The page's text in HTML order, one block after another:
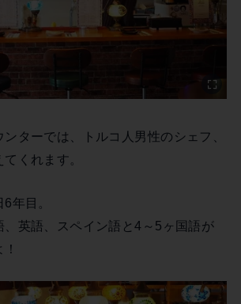
ターでは、トルコ人男性のシェフ、
くれます。
年目。
、英語、スペイン語と4～5ヶ国語が